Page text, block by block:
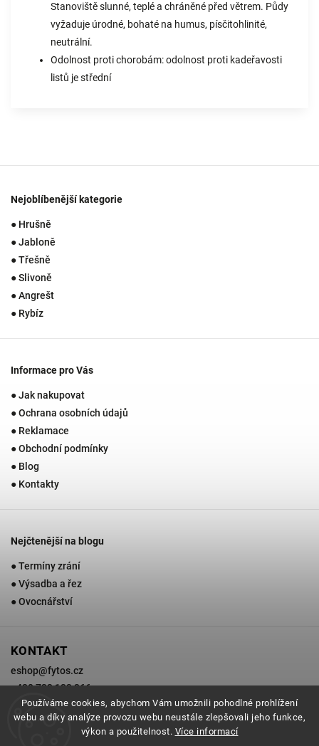
Používáme cookies, abychom Vám umožnili pohodlné prohlížení
webu a díky analýze provozu webu neustále zlepšovali jeho funkce,
výkon a použitelnost. Více informací
Stanoviště slunné, teplé a chráněné před větrem. Půdy
vyžaduje úrodné, bohaté na humus, písčitohlinité,
neutrální.
Odolnost proti chorobám: odolnost proti kadeřavosti
listů je střední
Nejoblíbenější kategorie
● Hrušně
● Jabloně
● Třešně
● Slivoně
● Angrešt
● Rybíz
Informace pro Vás
● Jak nakupovat
● Ochrana osobních údajů
● Reklamace
● Obchodní podmínky
● Blog
● Kontakty
Nejčtenější na blogu
● Termíny zrání
● Výsadba a řez
● Ovocnářství
KONTAKT
eshop@fytos.cz
+420 733 133 366